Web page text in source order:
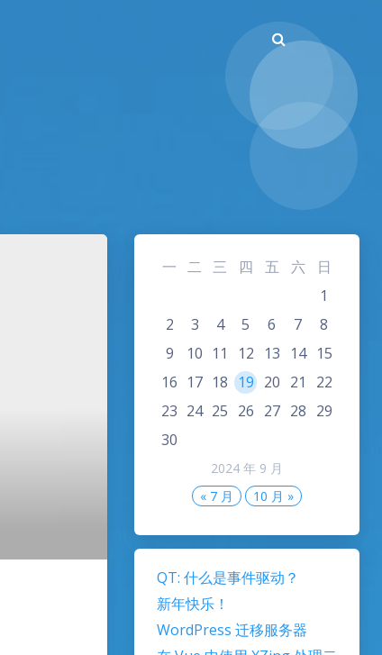
2024 年 9 月
一 二 三 四 五 六
日
1
2
3 4 5 6 7
8
9
10 11 12 13 14
15
16 17 18 19 20 21
22
23 24 25 26 27 28 29
30
« 7 月 10 月 »
QT: 什么是事件驱动？
新年快乐！
WordPress 迁移服务器